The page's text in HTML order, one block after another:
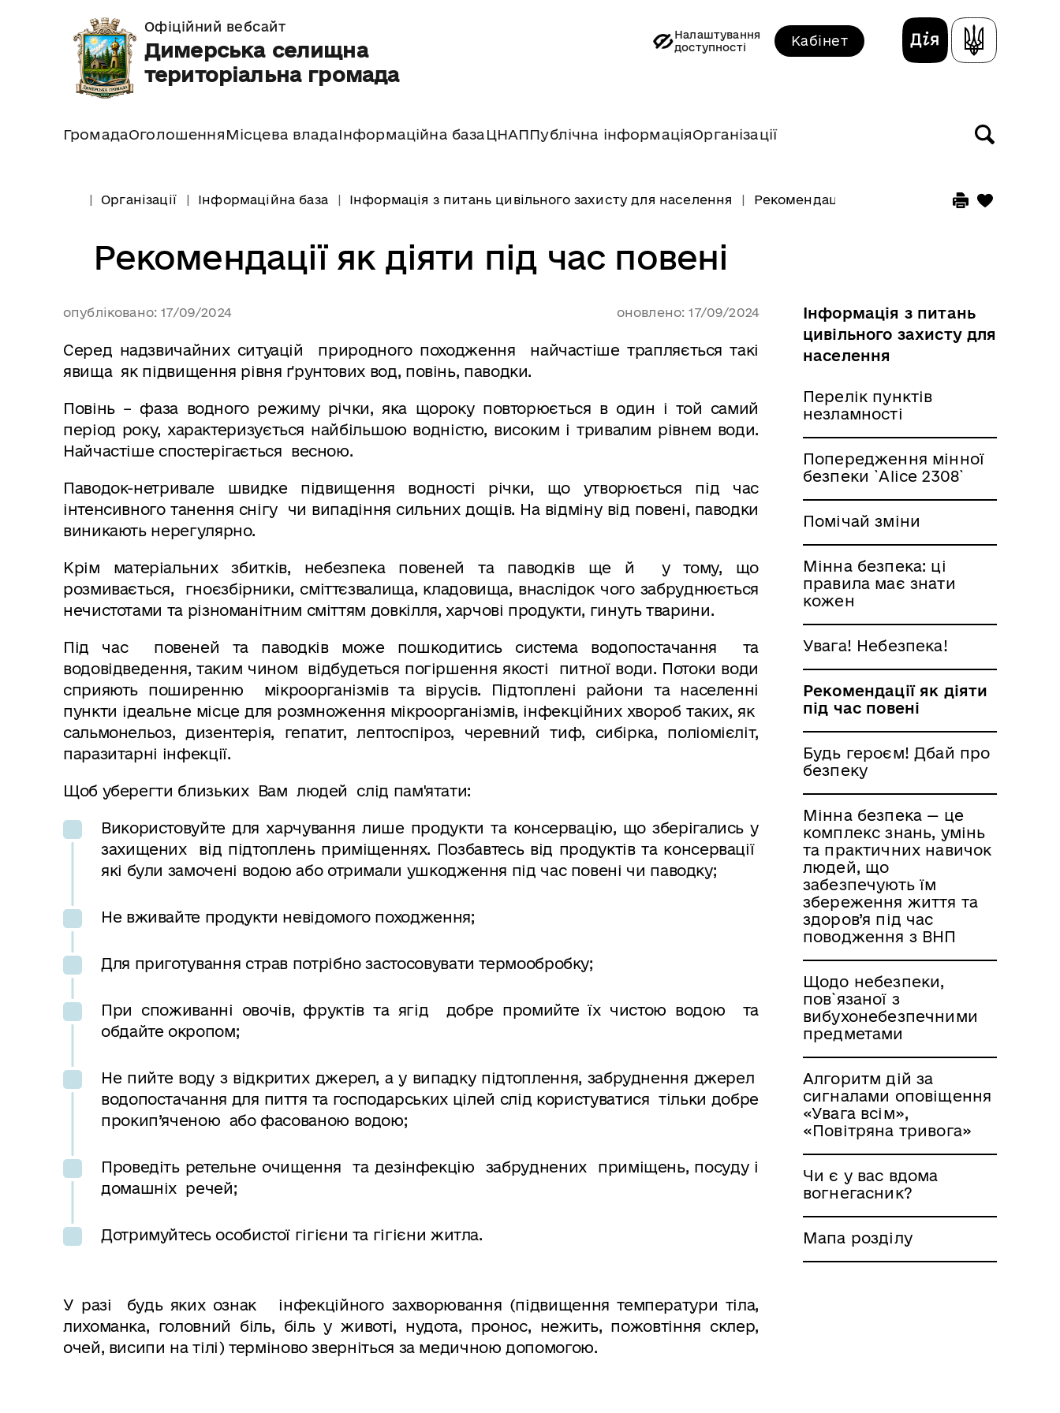
Офіційний вебсайт
Димерська селищна
територіальна громада
Налаштування
доступності
Кабінет
ГромадаОголошення Місцева владаІнформаційна база ЦНАППублічна інформаціяОрганізації
Організації Інформаційна база Інформація з питань цивільного захисту для населення Рекомендації як діяти під час повені
Рекомендації як діяти під час повені
опубліковано: 17/09/2024 оновлено: 17/09/2024
Серед надзвичайних ситуацій природного походження найчастіше трапляється такі
явища як підвищення рівня ґрунтових вод, повінь, паводки.
Повінь – фаза водного режиму річки, яка щороку повторюється в один і той самий
період року, характеризується найбільшою водністю, високим і тривалим рівнем води.
Найчастіше спостерігається весною.
Паводок-нетривале швидке підвищення водності річки, що утворюється під час
інтенсивного танення снігу чи випадіння сильних дощів. На відміну від повені, паводки
виникають нерегулярно.
Крім матеріальних збитків, небезпека повеней та паводків ще й у тому, що
розмивається, гноєзбірники, сміттєзвалища, кладовища, внаслідок чого забруднюється
нечистотами та різноманітним сміттям довкілля, харчові продукти, гинуть тварини.
Під час повеней та паводків може пошкодитись система водопостачання та
водовідведення, таким чином відбудеться погіршення якості питної води. Потоки води
сприяють поширенню мікроорганізмів та вірусів. Підтоплені райони та населенні
пункти ідеальне місце для розмноження мікроорганізмів, інфекційних хвороб таких, як
сальмонельоз, дизентерія, гепатит, лептоспіроз, черевний тиф, сибірка, поліомієліт,
паразитарні інфекції.
Щоб уберегти близьких Вам людей слід пам'ятати:
Використовуйте для харчування лише продукти та консервацію, що зберігались у
захищених від підтоплень приміщеннях. Позбавтесь від продуктів та консервації
які були замочені водою або отримали ушкодження під час повені чи паводку;
Не вживайте продукти невідомого походження;
Для приготування страв потрібно застосовувати термообробку;
При споживанні овочів, фруктів та ягід добре промийте їх чистою водою та
обдайте окропом;
Не пийте воду з відкритих джерел, а у випадку підтоплення, забруднення джерел
водопостачання для пиття та господарських цілей слід користуватися тільки добре
прокип’яченою або фасованою водою;
Проведіть ретельне очищення та дезінфекцію забруднених приміщень, посуду і
домашніх речей;
Дотримуйтесь особистої гігієни та гігієни житла.
У разі будь яких ознак інфекційного захворювання (підвищення температури тіла,
лихоманка, головний біль, біль у животі, нудота, пронос, нежить, пожовтіння склер,
очей, висипи на тілі) терміново зверніться за медичною допомогою.
Інформація з питань
цивільного захисту для
населення
Перелік пунктів
незламності
Попередження мінної
безпеки `Alice 2308`
Помічай зміни
Мінна безпека: ці
правила має знати
кожен
Увага! Небезпека!
Рекомендації як діяти
під час повені
Будь героєм! Дбай про
безпеку
Мінна безпека — це
комплекс знань, умінь
та практичних навичок
людей, що
забезпечують їм
збереження життя та
здоров’я під час
поводження з ВНП
Щодо небезпеки,
пов`язаної з
вибухонебезпечними
предметами
Алгоритм дій за
сигналами оповіщення
«Увага всім»,
«Повітряна тривога»
Чи є у вас вдома
вогнегасник?
Мапа розділу